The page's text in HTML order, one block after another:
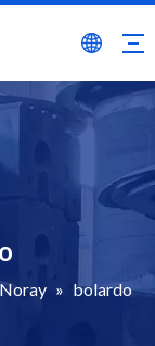
Noray » bolardo